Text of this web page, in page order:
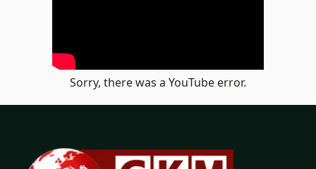
Sorry, there was a YouTube error.